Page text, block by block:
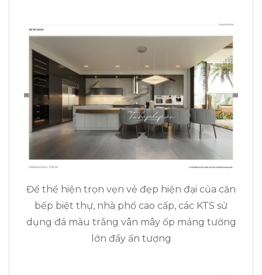
Để thể hiện trọn vẹn vẻ đẹp hiện đại của căn
bếp biệt thự, nhà phố cao cấp, các KTS sử
dụng đá màu trắng vân mây ốp mảng tường
lớn đầy ấn tượng